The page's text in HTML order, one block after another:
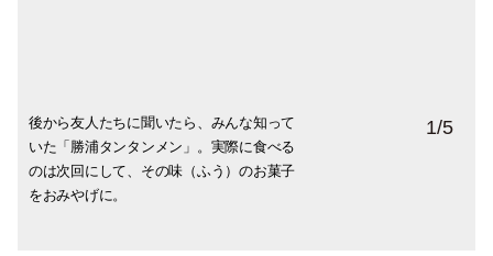
後から友人たちに聞いたら、みんな知って
いた「勝浦タンタンメン」。実際に食べる
のは次回にして、その味（ふう）のお菓子
をおみやげに。
「マリンバーガー」のタンタンメンソー
ス。確かにソースがちょっとピリ辛でし
た。ちなみに中身はシイラのフライです。
千葉といえばピーナツとマックスコーヒ
ー。その２つが合体した「マックスコーヒ
ーピーナツバター」。食べてみたところ、
まさしくあの甘いマックスコーヒーの味！
前日通りかかり行ってみたかったかき氷屋
さん。量もふわふわ氷もお値段（２００
円）もベストでした。これはパイン味。ク
リームソーダなどメニューが充実で地元で
海へ向かう途中にも、親子サーファーの姿
あり、釣り人の姿あり。海岸はかなり賑わ
っていました。カッと照り付ける太陽に
「これは海に入らないとねえ…」とついぽ
1/5